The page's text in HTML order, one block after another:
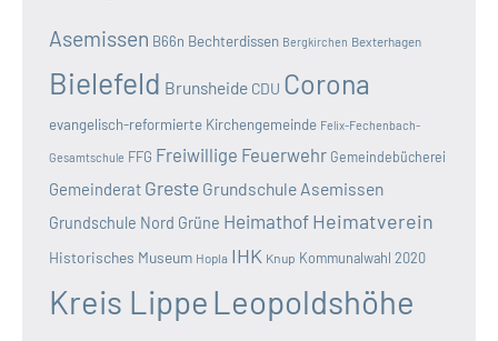
Asemissen B66n Bechterdissen Bergkirchen Bexterhagen
Bielefeld Brunsheide CDU Corona
evangelisch-reformierte Kirchengemeinde Felix-Fechenbach-
Gesamtschule FFG Freiwillige Feuerwehr Gemeindebücherei
Gemeinderat Greste Grundschule Asemissen
Grundschule Nord Grüne Heimathof Heimatverein
Historisches Museum Hopla IHK Knup Kommunalwahl 2020
Kreis Lippe Leopoldshöhe